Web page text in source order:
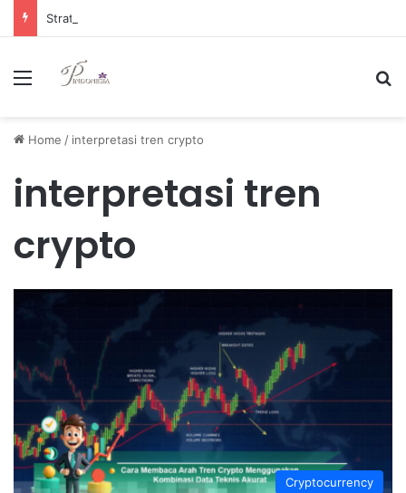
Menu
Home / interpretasi tren crypto
interpretasi tren
crypto
Cryptocurrency